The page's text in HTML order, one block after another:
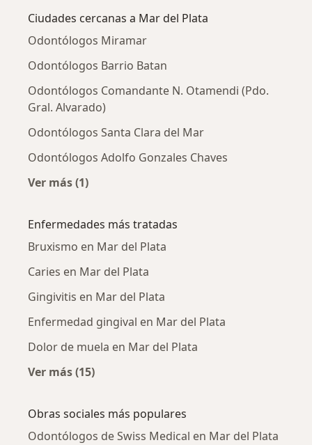
Ciudades cercanas a Mar del Plata
Odontólogos Miramar
Odontólogos Barrio Batan
Odontólogos Comandante N. Otamendi (Pdo.
Gral. Alvarado)
Odontólogos Santa Clara del Mar
Odontólogos Adolfo Gonzales Chaves
Ver más (1)
Enfermedades más tratadas
Bruxismo en Mar del Plata
Caries en Mar del Plata
Gingivitis en Mar del Plata
Enfermedad gingival en Mar del Plata
Dolor de muela en Mar del Plata
Ver más (15)
Obras sociales más populares
Odontólogos de Swiss Medical en Mar del Plata